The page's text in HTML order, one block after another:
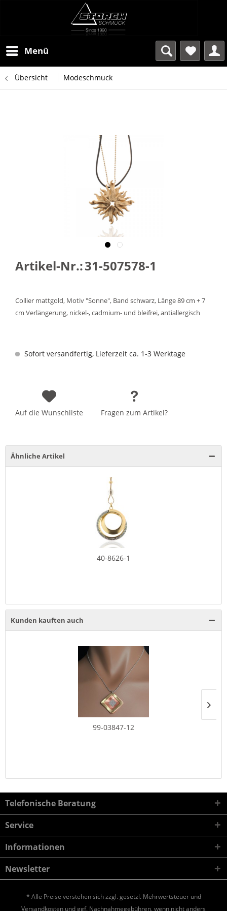
Menü
Übersicht Modeschmuck
Artikel-Nr.:31-507578-1
Collier mattgold, Motiv "Sonne", Band schwarz, Länge 89 cm + 7
cm Verlängerung, nickel-, cadmium- und bleifrei, antiallergisch
Sofort versandfertig, Lieferzeit ca. 1-3 Werktage
Auf die Wunschliste Fragen zum Artikel?
Ähnliche Artikel
40-8626-1
Kunden kauften auch
99-03847-12
Telefonische Beratung
Service
Informationen
Newsletter
* Alle Preise verstehen sich zzgl. gesetzl. Mehrwertsteuer und
Versandkosten und ggf. Nachnahmegebühren, wenn nicht anders